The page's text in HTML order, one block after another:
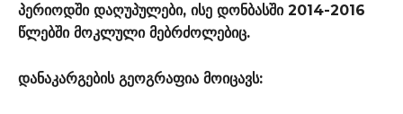
პერიოდში დაღუპულები, ისე დონბასში 2014-2016
წლებში მოკლული მებრძოლებიც.
დანაკარგების გეოგრაფია მოიცავს: